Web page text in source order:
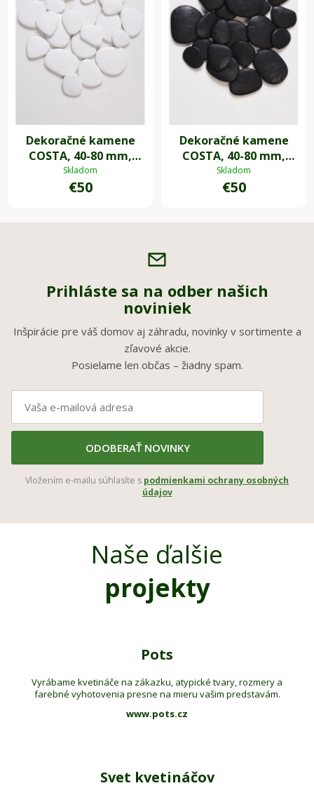
Dekoračné kamene
COSTA, 40-80 mm,
plast, biela
Skladom
€50
Dekoračné kamene
COSTA, 40-80 mm,
plast, čierna
Skladom
€50
Prihláste sa na odber našich
noviniek
Inšpirácie pre váš domov aj záhradu, novinky v sortimente a
zľavové akcie.
Posielame len občas – žiadny spam.
ODOBERAŤ NOVINKY
Vložením e-mailu súhlasíte s podmienkami ochrany osobných
údajov
Naše ďalšie
projekty
Pots
Vyrábame kvetináče na zákazku, atypické tvary, rozmery a
farebné vyhotovenia presne na mieru vašim predstavám.
www.pots.cz
Svet kvetináčov